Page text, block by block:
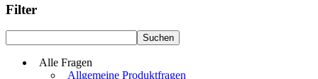
Filter
Alle Fragen
Allgemeine Produktfragen